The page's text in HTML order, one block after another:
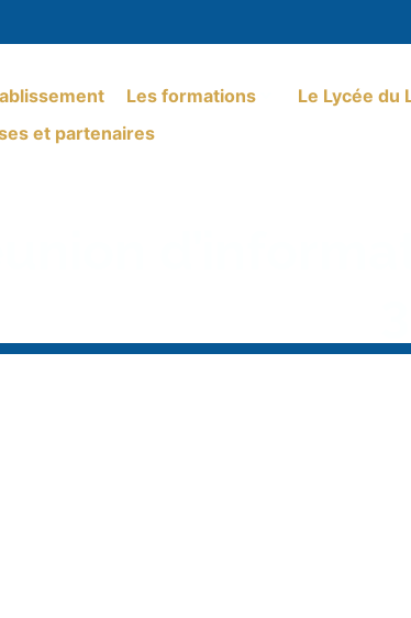
Les formations
Le Lycée du
et partenaires